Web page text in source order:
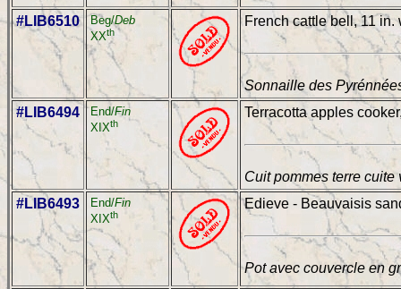
#LIB6510 Beg/Deb
XXth
French cattle bell, 11 in.
Sonnaille des
#LIB6494
End/Fin
XIXth
Terracotta apples
Cuit pommes terre cuite
#LIB6493
End/Fin
XIXth
Edieve - Beauvaisis
Pot avec couvercle en